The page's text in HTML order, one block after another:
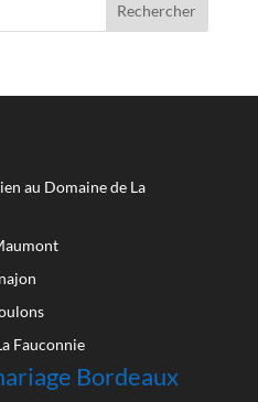
au Domaine de La
Fauconnie
Bordeaux